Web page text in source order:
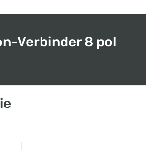
Verbinder 8 pol